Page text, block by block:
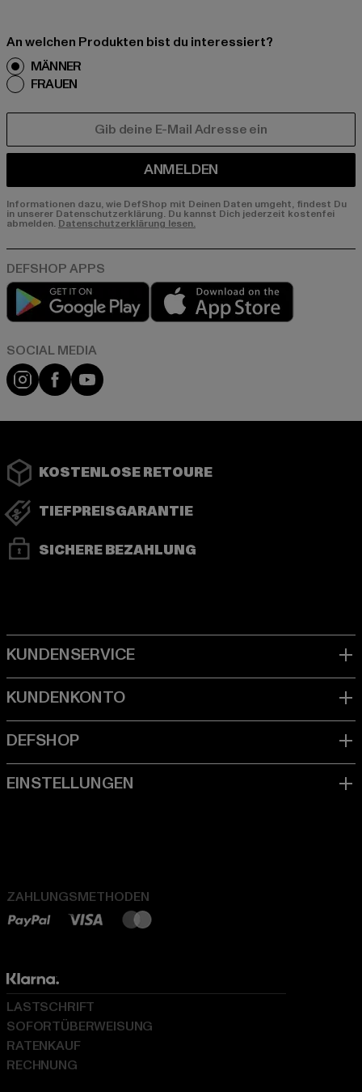
An welchen Produkten bist du interessiert?
MÄNNER
FRAUEN
ANMELDEN
Informationen dazu, wie DefShop mit Deinen Daten umgeht, findest Du
in unserer Datenschutzerklärung. Du kannst Dich jederzeit kostenfei
abmelden.Datenschutzerklärung lesen.
Play market
Instagram
FacebookYouTube
KOSTENLOSE RETOURE
TIEFPREISGARANTIE
SICHERE BEZAHLUNG
ZAHLUNGSMETHODEN
LASTSCHRIFT
SOFORTÜBERWEISUNG
RATENKAUF
RECHNUNG